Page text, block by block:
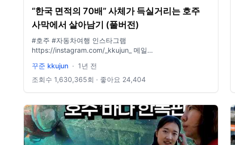
“한국 면적의 70배” 사체가 득실거리는 호주
사막에서 살아남기 (풀버전)
#호주 #자동차여행 인스타그램
https://instagram.com/_kkujun_ 메일
출 → www.youtube.com/@kkujun2 🎬 _____ 낮엔 여행하
고 밤엔 이런 걸 만듭니다▼
꾸준 kkujun · 1년 전
조회수 1,630,365회 · 좋아요 24,404